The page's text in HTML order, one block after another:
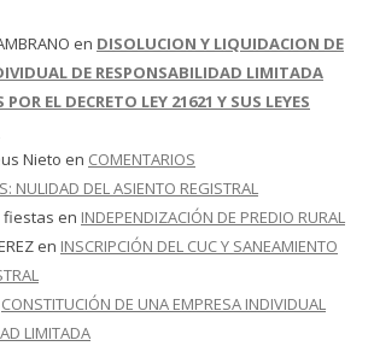
en DISOLUCION Y LIQUIDACION DE
DE RESPONSABILIDAD LIMITADA
EL DECRETO LEY 21621 Y SUS LEYES
Nieto en COMENTARIOS
NULIDAD DEL ASIENTO REGISTRAL
fiestas en INDEPENDIZACIÓN DE PREDIO RURAL
en INSCRIPCIÓN DEL CUC Y SANEAMIENTO
CONSTITUCIÓN DE UNA EMPRESA INDIVIDUAL
LIMITADA